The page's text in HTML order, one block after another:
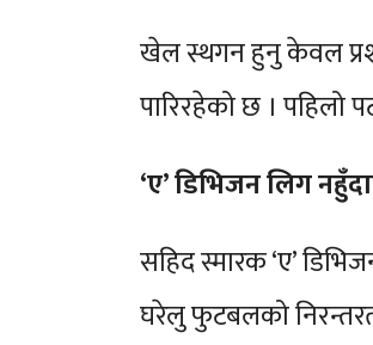
खेल स्थगन हुनु केवल
पारिरहेको छ । पहिलो
‘ए’ डिभिजन लिग
सहिद स्मारक ‘ए’
घरेलु फुटबलको